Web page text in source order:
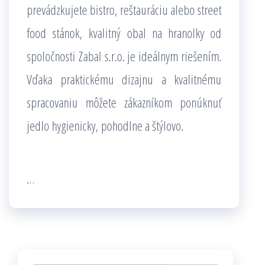
prevádzkujete bistro, reštauráciu alebo street
food stánok, kvalitný obal na hranolky od
spoločnosti Zabal s.r.o. je ideálnym riešením.
Vďaka praktickému dizajnu a kvalitnému
spracovaniu môžete zákazníkom ponúknuť
jedlo hygienicky, pohodlne a štýlovo.
…